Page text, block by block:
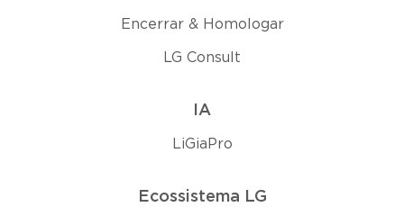
Encerrar & Homologar
LG Consult
IA
LiGiaPro
Ecossistema LG